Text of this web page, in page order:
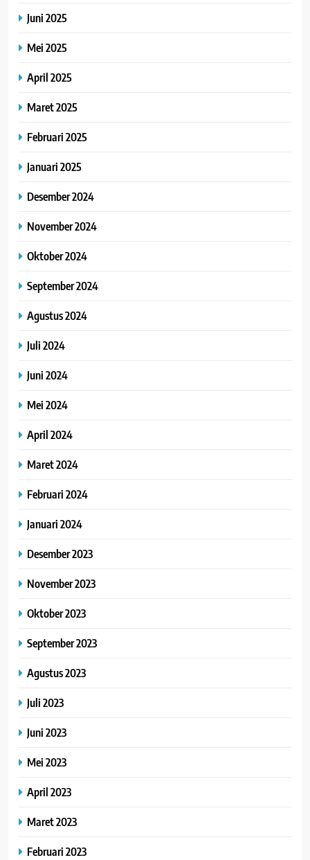
Juni 2025
Mei 2025
April 2025
Maret 2025
Februari 2025
Januari 2025
Desember 2024
November 2024
Oktober 2024
September 2024
Agustus 2024
Juli 2024
Juni 2024
Mei 2024
April 2024
Maret 2024
Februari 2024
Januari 2024
Desember 2023
November 2023
Oktober 2023
September 2023
Agustus 2023
Juli 2023
Juni 2023
Mei 2023
April 2023
Maret 2023
Februari 2023